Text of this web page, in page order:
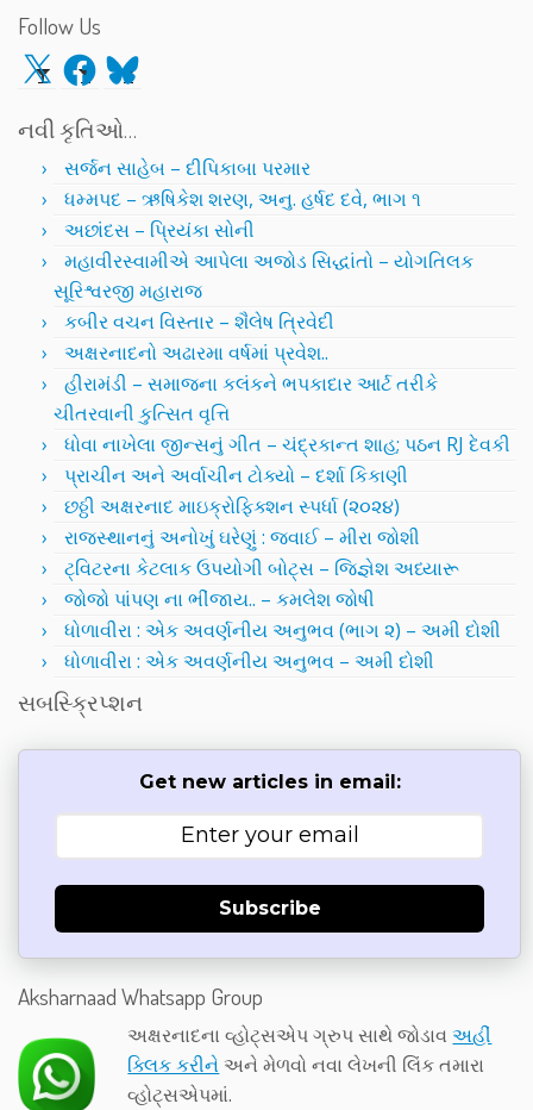
Follow Us
X Facebook
Bluesky
નવી કૃતિઓ…
સર્જન સાહેબ – દીપિકાબા પરમાર
ધમ્મપદ – ઋષિકેશ શરણ, અનુ. હર્ષદ દવે, ભાગ ૧
અછાંદસ – પ્રિયંકા સોની
મહાવીરસ્વામીએ આપેલા અજોડ સિદ્ધાંતો – યોગતિલક
સૂરિશ્વરજી મહારાજ
કબીર વચન વિસ્તાર – શૈલેષ ત્રિવેદી
અક્ષરનાદનો અઢારમા વર્ષમાં પ્રવેશ..
હીરામંડી – સમાજના કલંકને ભપકાદાર આર્ટ તરીકે
ચીતરવાની કુત્સિત વૃત્તિ
ધોવા નાખેલા જીન્સનું ગીત – ચંદ્રકાન્ત શાહ; પઠન RJ દેવકી
પ્રાચીન અને અર્વાચીન ટોક્યો – દર્શા કિકાણી
છઠ્ઠી અક્ષરનાદ માઇક્રોફિક્શન સ્પર્ધા (૨૦૨૪)
રાજસ્થાનનું અનોખું ઘરેણું : જવાઈ – મીરા જોશી
ટ્વિટરના કેટલાક ઉપયોગી બોટ્સ – જિજ્ઞેશ અધ્યારૂ
જોજો પાંપણ ના ભીંજાય.. – કમલેશ જોષી
ધોળાવીરા : એક અવર્ણનીય અનુભવ (ભાગ ૨) – અમી દોશી
ધોળાવીરા : એક અવર્ણનીય અનુભવ – અમી દોશી
સબસ્ક્રિપ્શન
Get new articles in email:
Subscribe
Aksharnaad Whatsapp Group
અક્ષરનાદના વ્હોટ્સએપ ગ્રુપ સાથે જોડાવઅહીં
ક્લિક કરીને અને મેળવો નવા લેખની લિંક તમારા
વ્હોટ્સએપમાં.